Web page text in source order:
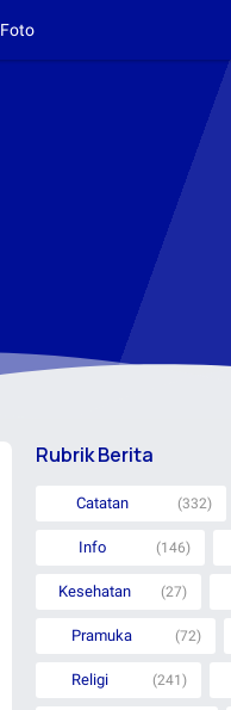
Foto
Rubrik Berita
Catatan (332)
Info (146)
Kesehatan (27)
Pramuka (72)
Religi (241)